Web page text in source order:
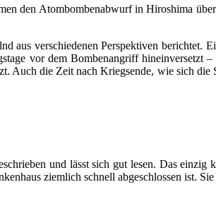
den Atombombenabwurf in Hiroshima
aus verschiedenen Perspektiven berichtet.
vor dem Bombenangriff hineinversetzt
Auch die Zeit nach Kriegsende, wie sich die
und lässt sich gut lesen. Das einzig
ziemlich schnell abgeschlossen ist.